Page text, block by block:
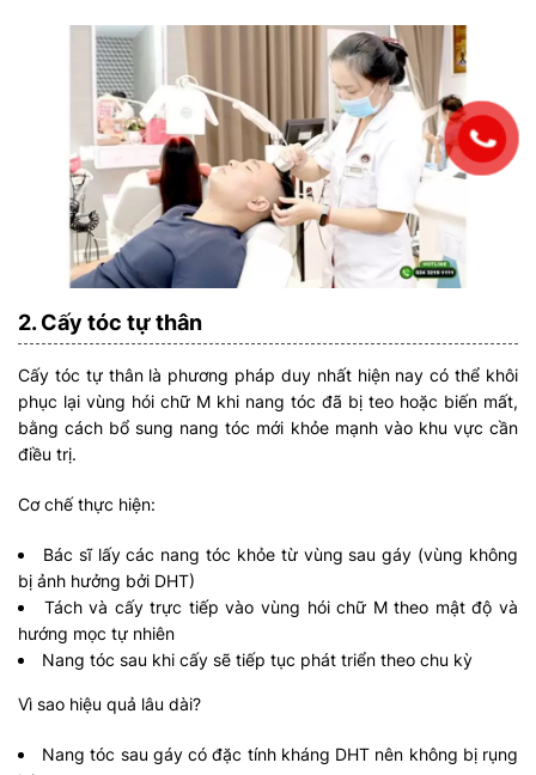
2. Cấy tóc tự thân
Cấy tóc tự thân là phương pháp duy nhất hiện nay có thể khôi
phục lại vùng hói chữ M khi nang tóc đã bị teo hoặc biến mất,
bằng cách bổ sung nang tóc mới khỏe mạnh vào khu vực cần
điều trị.
Cơ chế thực hiện:
Bác sĩ lấy các nang tóc khỏe từ vùng sau gáy (vùng không
bị ảnh hưởng bởi DHT)
Tách và cấy trực tiếp vào vùng hói chữ M theo mật độ và
hướng mọc tự nhiên
Nang tóc sau khi cấy sẽ tiếp tục phát triển theo chu kỳ
Vì sao hiệu quả lâu dài?
Nang tóc sau gáy có đặc tính kháng DHT nên không bị rụng